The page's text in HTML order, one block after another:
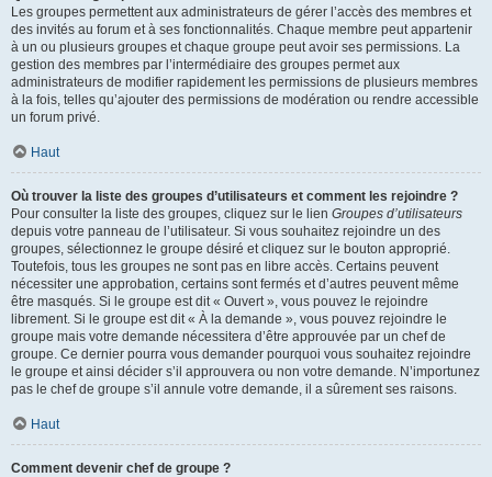
Les groupes permettent aux administrateurs de gérer l’accès des membres et
des invités au forum et à ses fonctionnalités. Chaque membre peut appartenir
à un ou plusieurs groupes et chaque groupe peut avoir ses permissions. La
gestion des membres par l’intermédiaire des groupes permet aux
administrateurs de modifier rapidement les permissions de plusieurs membres
à la fois, telles qu’ajouter des permissions de modération ou rendre accessible
un forum privé.
Haut
Où trouver la liste des groupes d’utilisateurs et comment les rejoindre ?
Pour consulter la liste des groupes, cliquez sur le lien Groupes d’utilisateurs
depuis votre panneau de l’utilisateur. Si vous souhaitez rejoindre un des
groupes, sélectionnez le groupe désiré et cliquez sur le bouton approprié.
Toutefois, tous les groupes ne sont pas en libre accès. Certains peuvent
nécessiter une approbation, certains sont fermés et d’autres peuvent même
être masqués. Si le groupe est dit « Ouvert », vous pouvez le rejoindre
librement. Si le groupe est dit « À la demande », vous pouvez rejoindre le
groupe mais votre demande nécessitera d’être approuvée par un chef de
groupe. Ce dernier pourra vous demander pourquoi vous souhaitez rejoindre
le groupe et ainsi décider s’il approuvera ou non votre demande. N’importunez
pas le chef de groupe s’il annule votre demande, il a sûrement ses raisons.
Haut
Comment devenir chef de groupe ?